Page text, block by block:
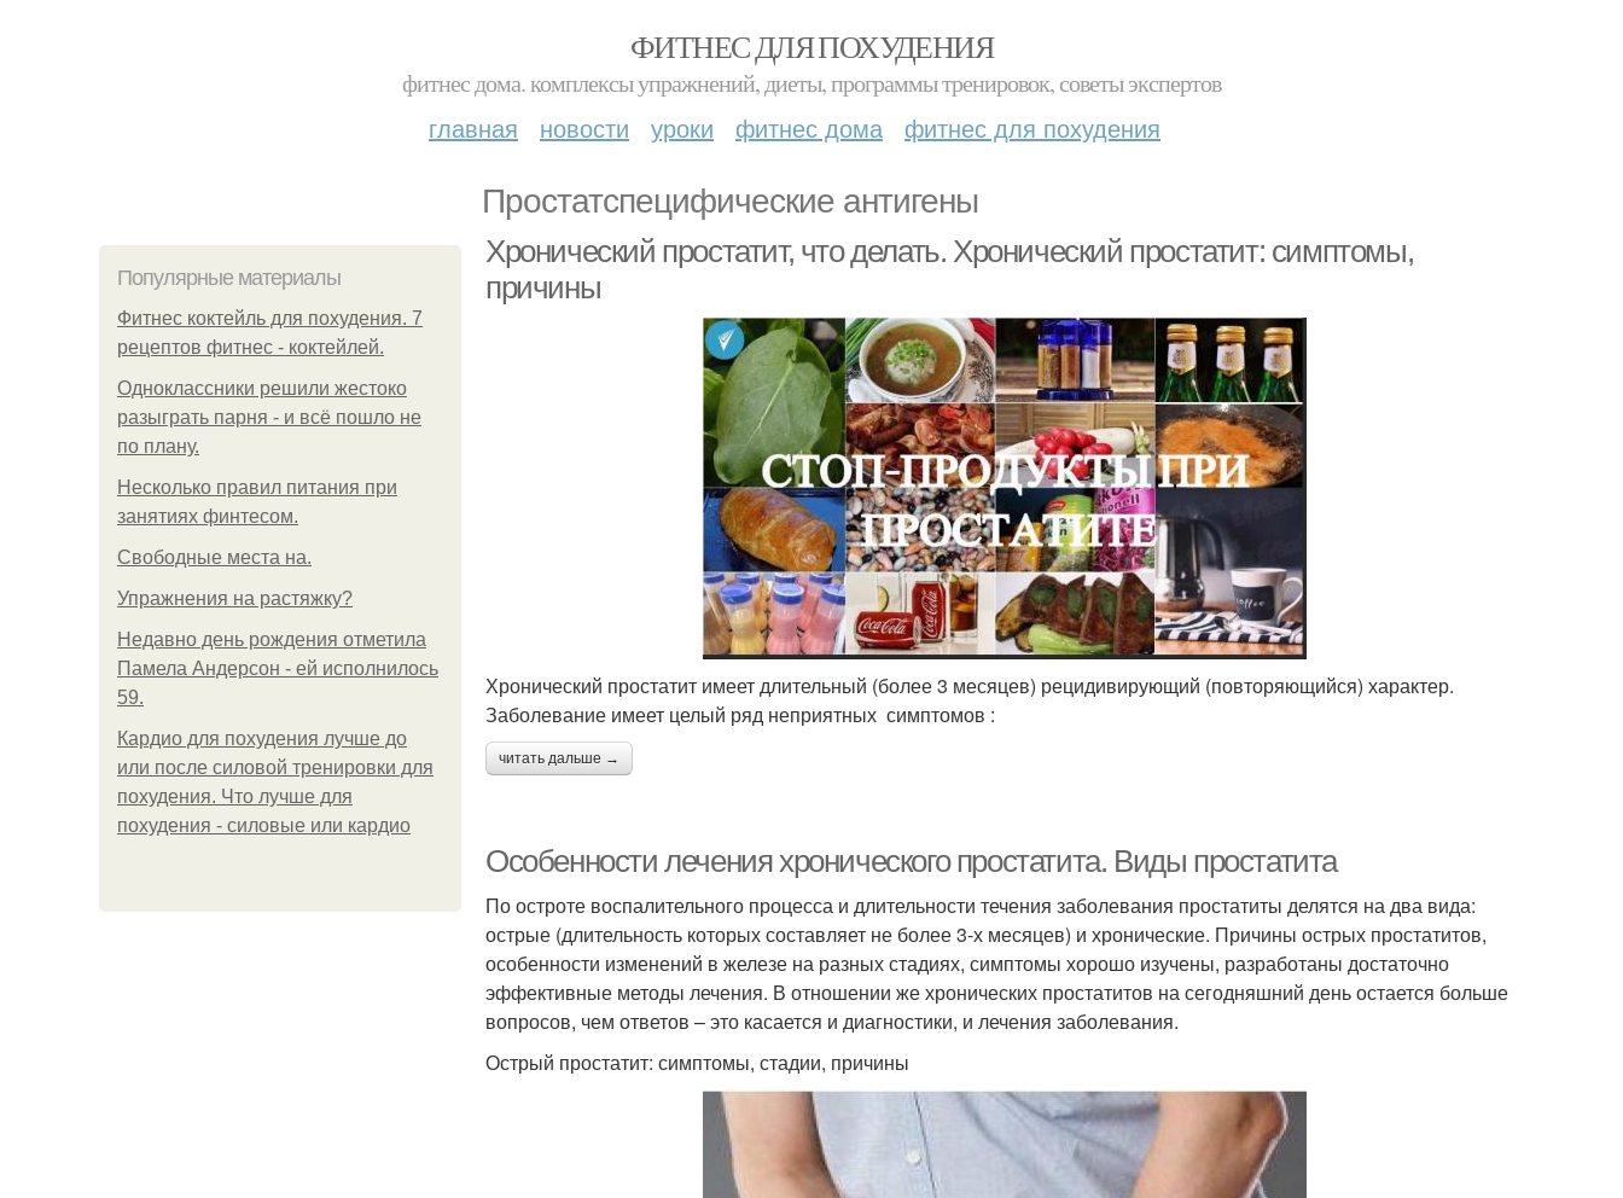
ФИТНЕС ДЛЯ ПОХУДЕНИЯ
фитнес дома. комплексы упражнений, диеты, программы тренировок, советы экспертов
главная новости уроки фитнес дома фитнес для похудения
Простатспецифические антигены
Популярные материалы
Фитнес коктейль для похудения. 7
рецептов фитнес - коктейлей.
Одноклассники решили жестоко
разыграть парня - и всё пошло не
по плану.
Несколько правил питания при
занятиях финтесом.
Свободные места на.
Упражнения на растяжку?
Недавно день рождения отметила
Памела Андерсон - ей исполнилось
59.
Кардио для похудения лучше до
или после силовой тренировки для
похудения. Что лучше для
похудения - силовые или кардио
Хронический простатит, что делать. Хронический простатит: симптомы,
причины
Хронический простатит имеет длительный (более 3 месяцев) рецидивирующий (повторяющийся) характер.
Заболевание имеет целый ряд неприятных симптомов :
читать дальше →
Особенности лечения хронического простатита. Виды простатита
По остроте воспалительного процесса и длительности течения заболевания простатиты делятся на два вида:
острые (длительность которых составляет не более 3-х месяцев) и хронические. Причины острых простатитов,
особенности изменений в железе на разных стадиях, симптомы хорошо изучены, разработаны достаточно
эффективные методы лечения. В отношении же хронических простатитов на сегодняшний день остается больше
вопросов, чем ответов – это касается и диагностики, и лечения заболевания.
Острый простатит: симптомы, стадии, причины